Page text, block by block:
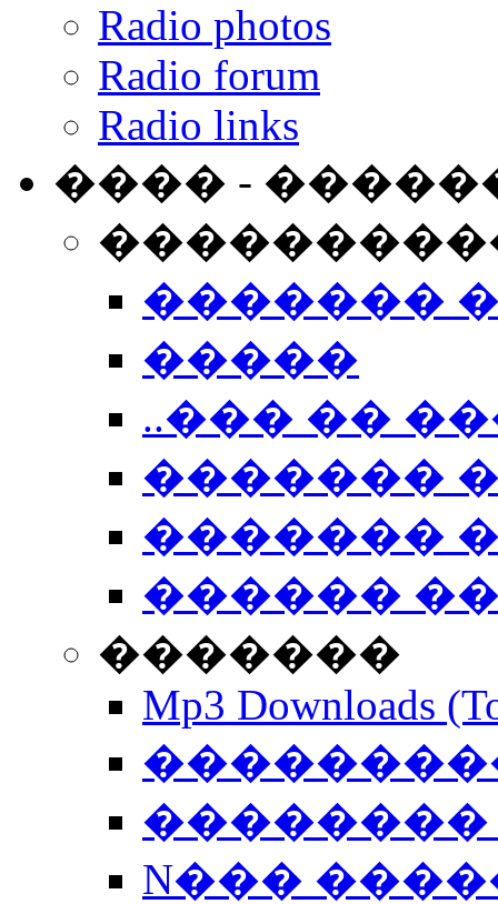
Radio photos
Radio forum
Radio links
���� -
�������
�����
..��� ��
�������
�������
������
�������
Mp3 Downloads
��������
N���